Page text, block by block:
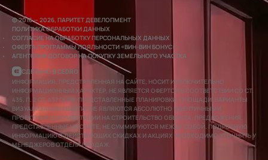
© 2016 — 2026, ПАРИТЕТ ДЕВЕЛОПМЕНТ
ПОЛИТИКА ОБРАБОТКИ ДАННЫХ
СОГЛАСИЕ НА ОБРАБОТКУ ПЕРСОНАЛЬНЫХ ДАННЫХ
ОФЕРТА ПРОГРАММЫ ЛОЯЛЬНОСТИ «ВИН-ВИН БОНУС»
АГЕНТСКИЙ ДОГОВОР НА ПОКУПКУ ЗЕМЕЛЬНОГО УЧАСТКА
СДЕЛАНО В CEDRO
ИНФОРМАЦИЯ, ПРЕДСТАВЛЕННАЯ НА САЙТЕ, НОСИТ ИСКЛЮЧИТЕЛЬНО
ИНФОРМАЦИОННЫЙ ХАРАКТЕР, НЕ ЯВЛЯЕТСЯ ОФЕРТОЙ В СООТВЕТСТВИИ СО СТ.
435, П. 2 СТ. 437 ГК РФ. ПРЕДСТАВЛЕННЫЕ ПЛАНИРОВКИ, ПЛОЩАДИ, ВАРИАНТЫ
ВИЗУАЛИЗАЦИИ КВАРТИР НЕ ЯВЛЯЮТСЯ АБСОЛЮТНО ИДЕНТИЧНЫМИ
ПРОЕКТНОЙ ДОКУМЕНТАЦИИ НА СТРОИТЕЛЬСТВО ОБЪЕКТА. ПРЕДЛОЖЕНИЯ,
ПРЕДСТАВЛЕННЫЕ НА САЙТЕ, НЕ СУММИРУЮТСЯ МЕЖДУ СОБОЙ. ПОДРОБНУЮ
ИНФОРМАЦИЮ О ДЕЙСТВУЮЩИХ СКИДКАХ И АКЦИЯХ НЕОБХОДИМО УТОЧНЯТЬ У
МЕНЕДЖЕРОВ ОТДЕЛА ПРОДАЖ.